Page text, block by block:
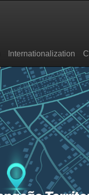
Internationalization